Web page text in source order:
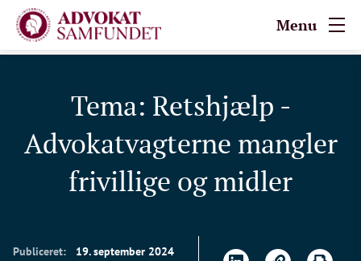
Menu
Tema: Retshjælp -
Advokatvagterne mangler
frivillige og midler
Publiceret:
19. september 2024